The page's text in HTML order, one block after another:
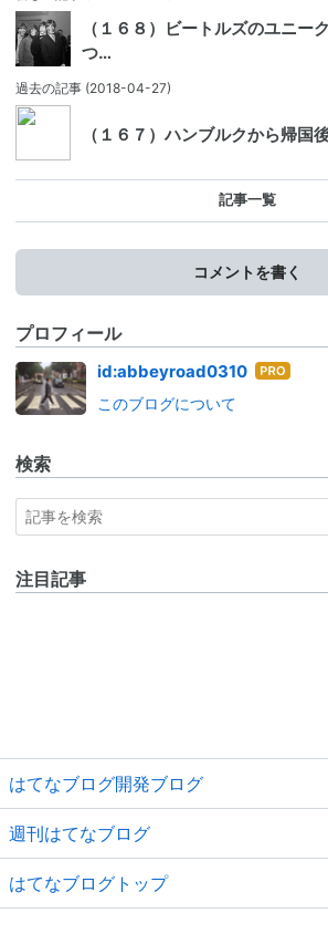
（１６８）ビートルズのユニー
つ…
過去の記事 (2018-04-27)
（１６７）ハンブルクから帰国
記事一覧
コメントを書く
プロフィール
id:abbeyroad0310 はて
このブログについて
検索
注目記事
はてなブログ開発ブログ
週刊はてなブログ
はてなブログトップ